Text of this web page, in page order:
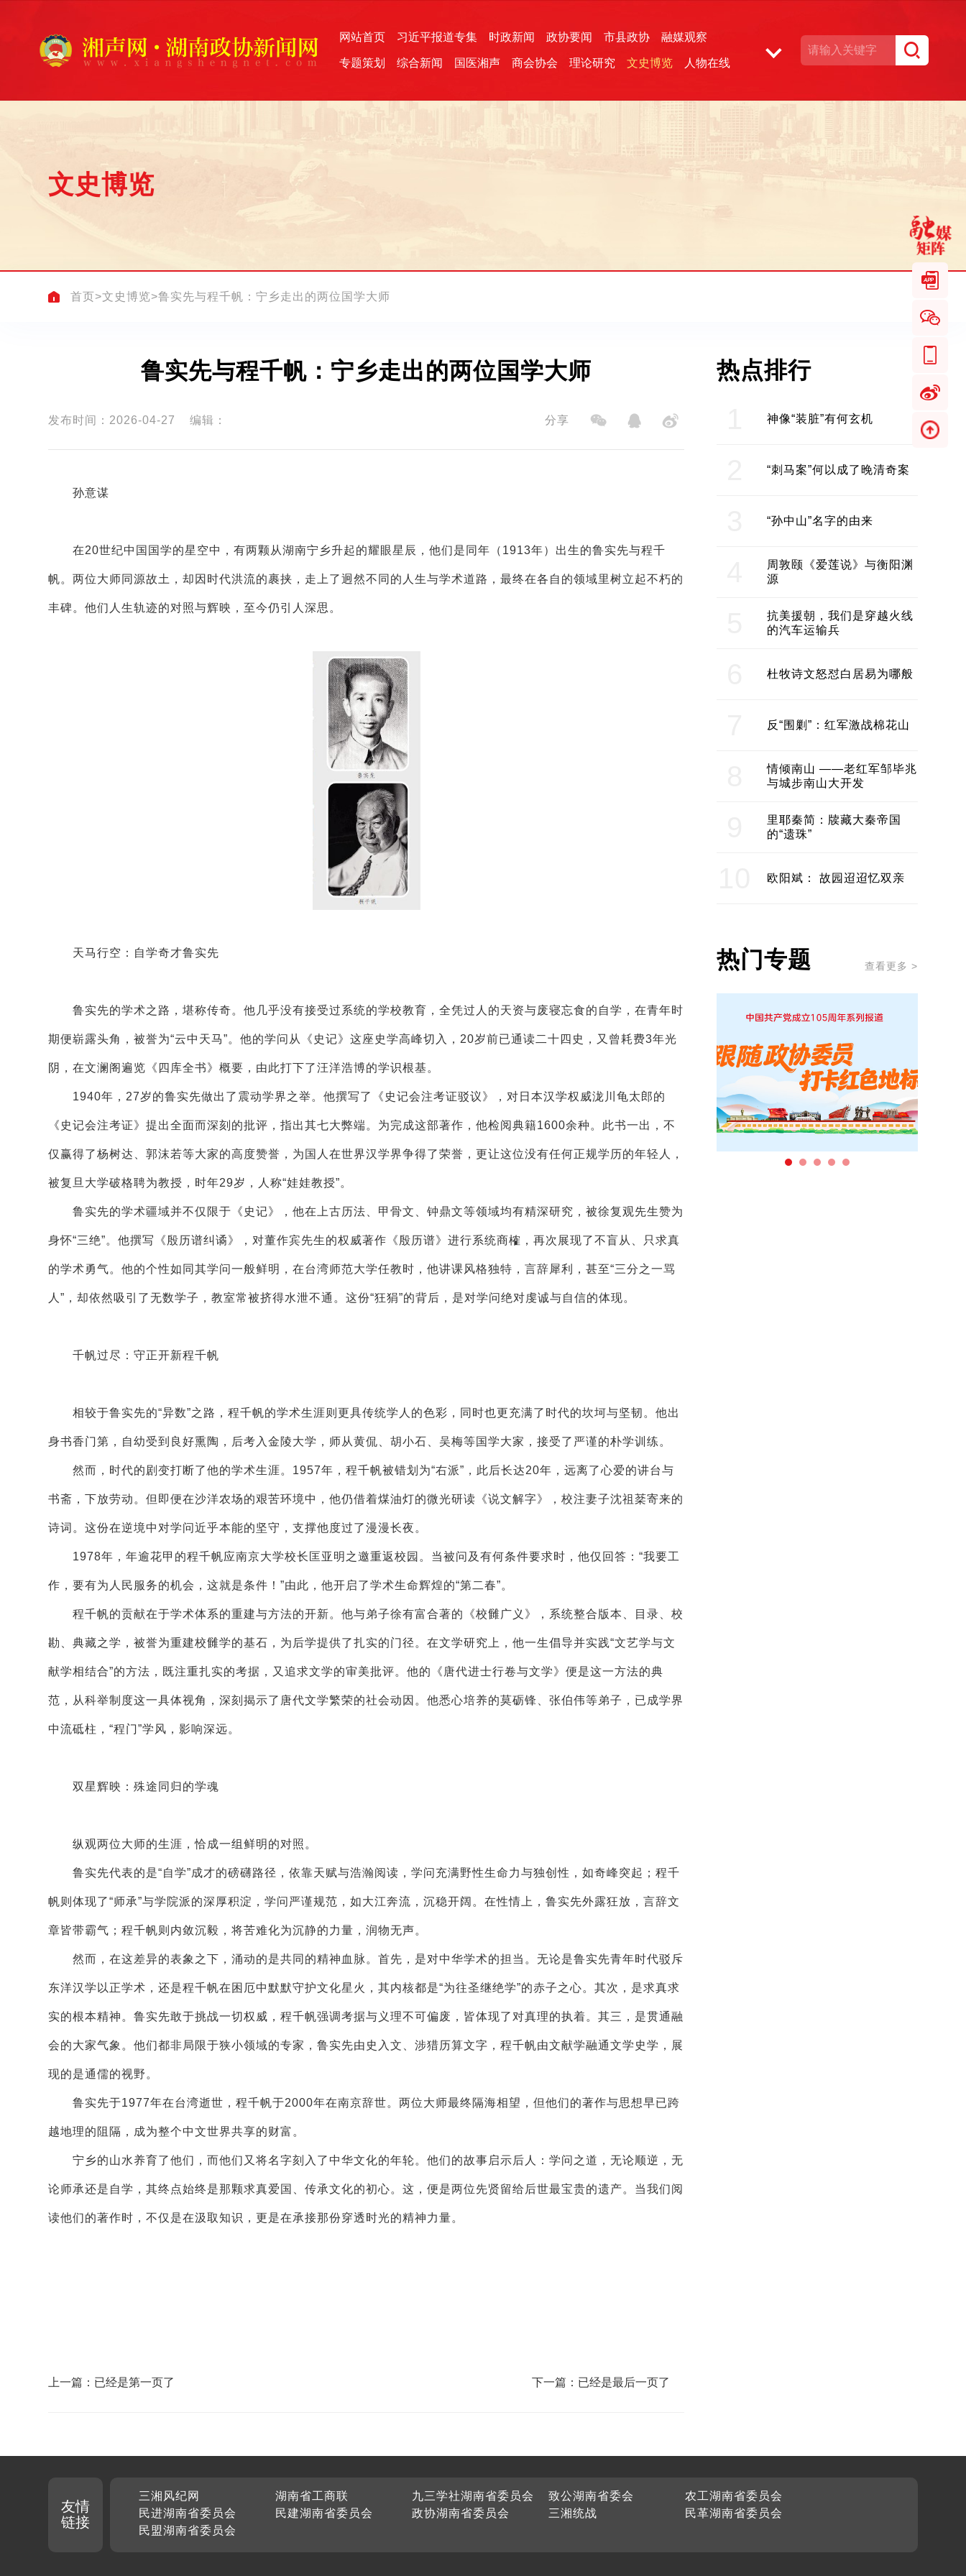
网站首页 习近平报道专集 时政新闻 政协要闻 市县政协 融媒观察
专题策划 综合新闻 国医湘声 商会协会 理论研究 文史博览 人物在线
文史博览
首页>文史博览>鲁实先与程千帆：宁乡走出的两位国学大师
鲁实先与程千帆：宁乡走出的两位国学大师
发布时间：2026-04-27 编辑： 分享
孙意谋
在20世纪中国国学的星空中，有两颗从湖南宁乡升起的耀眼星辰，他们是同年（1913年）出生的鲁实先与程千
帆。两位大师同源故土，却因时代洪流的裹挟，走上了迥然不同的人生与学术道路，最终在各自的领域里树立起不朽的
丰碑。他们人生轨迹的对照与辉映，至今仍引人深思。
天马行空：自学奇才鲁实先
鲁实先的学术之路，堪称传奇。他几乎没有接受过系统的学校教育，全凭过人的天资与废寝忘食的自学，在青年时
期便崭露头角，被誉为“云中天马”。他的学问从《史记》这座史学高峰切入，20岁前已通读二十四史，又曾耗费3年光
阴，在文澜阁遍览《四库全书》概要，由此打下了汪洋浩博的学识根基。
1940年，27岁的鲁实先做出了震动学界之举。他撰写了《史记会注考证驳议》，对日本汉学权威泷川龟太郎的
《史记会注考证》提出全面而深刻的批评，指出其七大弊端。为完成这部著作，他检阅典籍1600余种。此书一出，不
仅赢得了杨树达、郭沫若等大家的高度赞誉，为国人在世界汉学界争得了荣誉，更让这位没有任何正规学历的年轻人，
被复旦大学破格聘为教授，时年29岁，人称“娃娃教授”。
鲁实先的学术疆域并不仅限于《史记》，他在上古历法、甲骨文、钟鼎文等领域均有精深研究，被徐复观先生赞为
身怀“三绝”。他撰写《殷历谱纠谲》，对董作宾先生的权威著作《殷历谱》进行系统商榷，再次展现了不盲从、只求真
的学术勇气。他的个性如同其学问一般鲜明，在台湾师范大学任教时，他讲课风格独特，言辞犀利，甚至“三分之一骂
人”，却依然吸引了无数学子，教室常被挤得水泄不通。这份“狂狷”的背后，是对学问绝对虔诚与自信的体现。
千帆过尽：守正开新程千帆
相较于鲁实先的“异数”之路，程千帆的学术生涯则更具传统学人的色彩，同时也更充满了时代的坎坷与坚韧。他出
身书香门第，自幼受到良好熏陶，后考入金陵大学，师从黄侃、胡小石、吴梅等国学大家，接受了严谨的朴学训练。
然而，时代的剧变打断了他的学术生涯。1957年，程千帆被错划为“右派”，此后长达20年，远离了心爱的讲台与
书斋，下放劳动。但即便在沙洋农场的艰苦环境中，他仍借着煤油灯的微光研读《说文解字》，校注妻子沈祖棻寄来的
诗词。这份在逆境中对学问近乎本能的坚守，支撑他度过了漫漫长夜。
1978年，年逾花甲的程千帆应南京大学校长匡亚明之邀重返校园。当被问及有何条件要求时，他仅回答：“我要工
作，要有为人民服务的机会，这就是条件！”由此，他开启了学术生命辉煌的“第二春”。
程千帆的贡献在于学术体系的重建与方法的开新。他与弟子徐有富合著的《校雠广义》，系统整合版本、目录、校
勘、典藏之学，被誉为重建校雠学的基石，为后学提供了扎实的门径。在文学研究上，他一生倡导并实践“文艺学与文
献学相结合”的方法，既注重扎实的考据，又追求文学的审美批评。他的《唐代进士行卷与文学》便是这一方法的典
范，从科举制度这一具体视角，深刻揭示了唐代文学繁荣的社会动因。他悉心培养的莫砺锋、张伯伟等弟子，已成学界
中流砥柱，“程门”学风，影响深远。
双星辉映：殊途同归的学魂
纵观两位大师的生涯，恰成一组鲜明的对照。
鲁实先代表的是“自学”成才的磅礴路径，依靠天赋与浩瀚阅读，学问充满野性生命力与独创性，如奇峰突起；程千
帆则体现了“师承”与学院派的深厚积淀，学问严谨规范，如大江奔流，沉稳开阔。在性情上，鲁实先外露狂放，言辞文
章皆带霸气；程千帆则内敛沉毅，将苦难化为沉静的力量，润物无声。
然而，在这差异的表象之下，涌动的是共同的精神血脉。首先，是对中华学术的担当。无论是鲁实先青年时代驳斥
东洋汉学以正学术，还是程千帆在困厄中默默守护文化星火，其内核都是“为往圣继绝学”的赤子之心。其次，是求真求
实的根本精神。鲁实先敢于挑战一切权威，程千帆强调考据与义理不可偏废，皆体现了对真理的执着。其三，是贯通融
会的大家气象。他们都非局限于狭小领域的专家，鲁实先由史入文、涉猎历算文字，程千帆由文献学融通文学史学，展
现的是通儒的视野。
鲁实先于1977年在台湾逝世，程千帆于2000年在南京辞世。两位大师最终隔海相望，但他们的著作与思想早已跨
越地理的阻隔，成为整个中文世界共享的财富。
宁乡的山水养育了他们，而他们又将名字刻入了中华文化的年轮。他们的故事启示后人：学问之道，无论顺逆，无
论师承还是自学，其终点始终是那颗求真爱国、传承文化的初心。这，便是两位先贤留给后世最宝贵的遗产。当我们阅
读他们的著作时，不仅是在汲取知识，更是在承接那份穿透时光的精神力量。
上一篇：已经是第一页了 下一篇：已经是最后一页了
热点排行
神像“装脏”有何玄机
“刺马案”何以成了晚清奇案
“孙中山”名字的由来
周敦颐《爱莲说》与衡阳渊
源
抗美援朝，我们是穿越火线
的汽车运输兵
杜牧诗文怒怼白居易为哪般
反“围剿”：红军激战棉花山
情倾南山 ——老红军邹毕兆
与城步南山大开发
里耶秦简：牍藏大秦帝国
的“遗珠”
欧阳斌： 故园迢迢忆双亲
热门专题 查看更多 >
友情
链接
三湘风纪网 湖南省工商联 九三学社湖南省委员会 致公湖南省委会
农工湖南省委员会
民进湖南省委员会
民建湖南省委员会 政协湖南省委员会 三湘统战
民革湖南省委员会
民盟湖南省委员会